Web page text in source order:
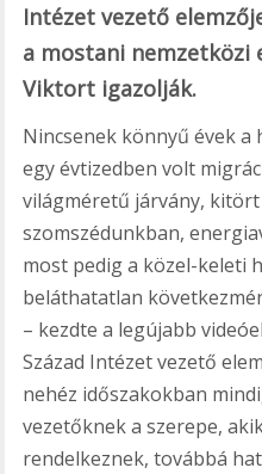
Intézet vezető
a mostani nemzetközi
Viktort igazolják.
Nincsenek könnyű évek
egy évtizedben volt
világméretű járvány,
szomszédunkban,
most pedig a közel-keleti
beláthatatlan
– kezdte a legújabb
Század Intézet vezető
nehéz időszakokban
vezetőknek a szerepe,
rendelkeznek, továbbá